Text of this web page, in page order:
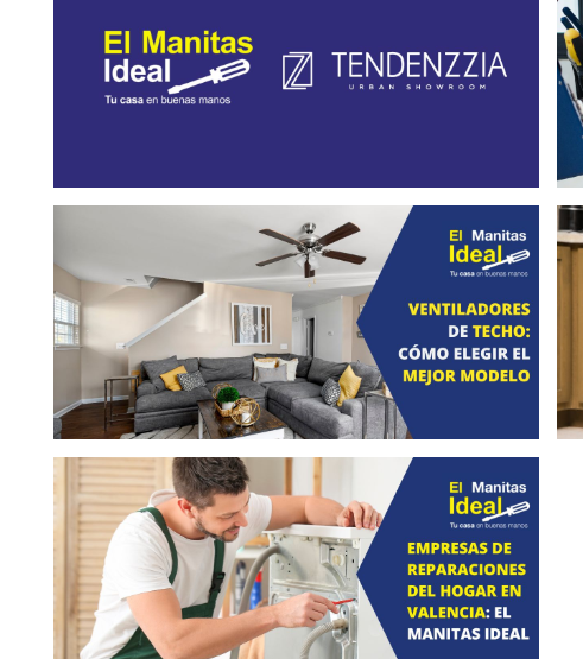
El Manitas Ideal y Tendenzzia unen
fuerzas para impulsar una nueva
experiencia en reformas del hogar
Ventilador de techo: cómo elegir el
mejor modelo
mayo 19, 2026
El Manitas Ideal: la solución perfecta
para las reparaciones del hogar en
Valencia
marzo 20, 2026